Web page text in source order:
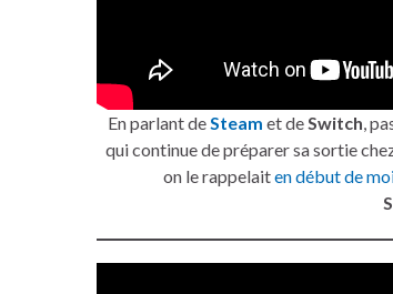
En parlant deSteam et deSwitch,
qui continue de préparer sa sortie
on le rappelaiten début de